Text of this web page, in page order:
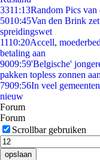
3311:13Random Pics
5010:45Van den Brink
spreidingswet
1110:20Accell,
betaling aan
9009:59'Belgische'
pakken topless zonnen aan
7909:56In veel
nieuw
Forum
Forum
Scrollbar gebruiken
opslaan